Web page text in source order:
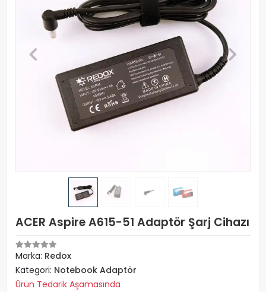
ACER Aspire A615-51 Adaptör Şarj Cihazı
Marka: Redox
Kategori: Notebook Adaptör
Ürün Tedarik Aşamasında